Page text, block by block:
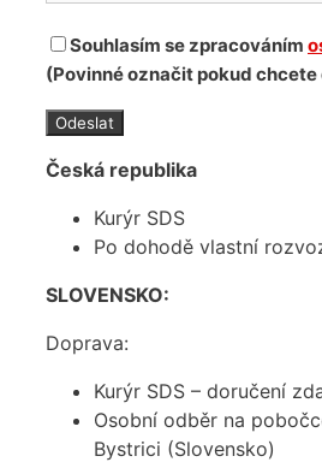
Souhlasím se zpracováním
(Povinné označit pokud
Česká republika
Kurýr SDS
Po dohodě vlastní
SLOVENSKO:
Doprava:
Kurýr SDS – doručení
Osobní odběr na
Bystrici (Slovensko)